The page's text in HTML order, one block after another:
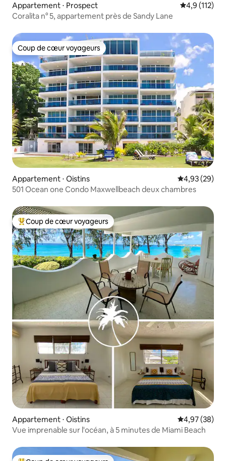
Appartement ⋅ Prospect Évaluation
4,9 (112)
Coralita n° 5, appartement près de Sandy Lane
Coup de cœur voyageurs
Coup de cœur voyageurs
Appartement ⋅ Oistins Évaluation
4,93 (29)
501 Ocean one Condo Maxwellbeach deux chambres
Coups de cœur voyageurs les plus appréciés
Coup de cœur voyageurs
Appartement ⋅ Oistins Évaluation
4,97 (38)
Vue imprenable sur l'océan, à 5 minutes de Miami Beach